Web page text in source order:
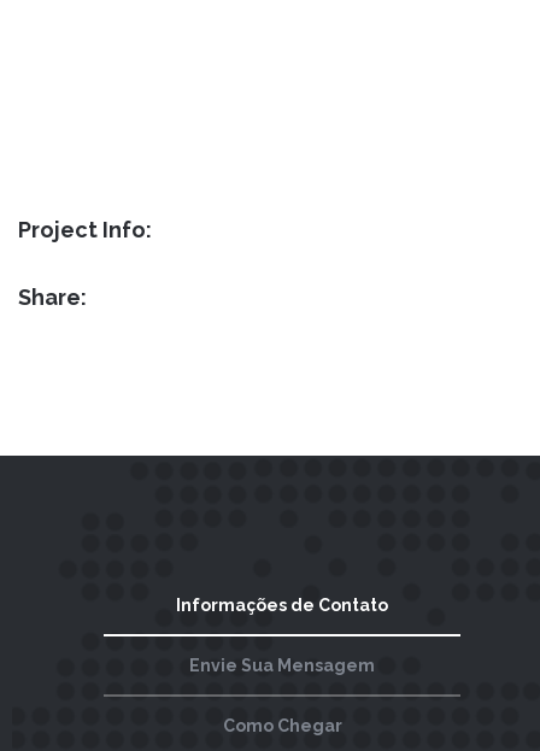
Project Info:
Share:
Informações de Contato
Envie Sua Mensagem
Como Chegar